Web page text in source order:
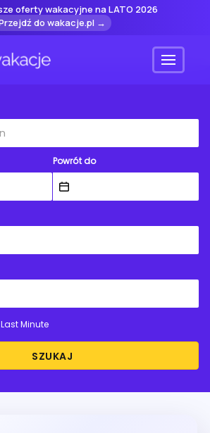
oferty wakacyjne na LATO 2026
do wakacje.pl →
Menu
Powrót do
SZUKAJ
Last Minute